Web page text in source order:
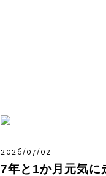
2026/07/02
7年と1か月元気に